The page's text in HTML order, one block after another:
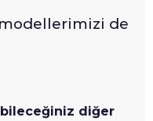
modellerimizi de
diğer